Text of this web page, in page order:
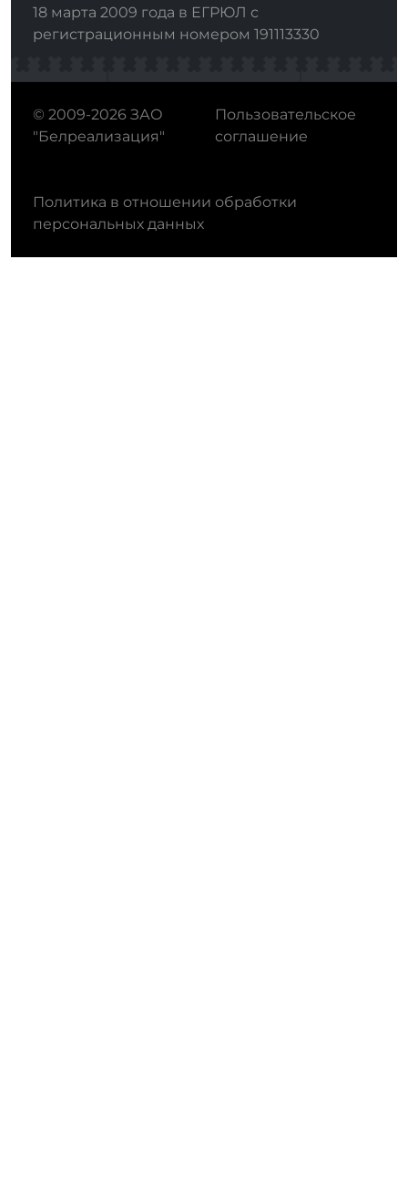
18 марта 2009 года в ЕГРЮЛ с
регистрационным номером 191113330
© 2009-2026 ЗАО
"Белреализация"
Пользовательское
соглашение
Политика в отношении обработки
персональных данных